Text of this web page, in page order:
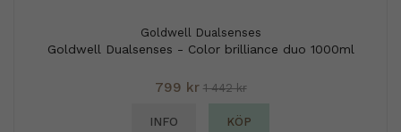
Goldwell Dualsenses
Goldwell Dualsenses - Color brilliance duo 1000ml
799 kr 1 442 kr
INFO KÖP